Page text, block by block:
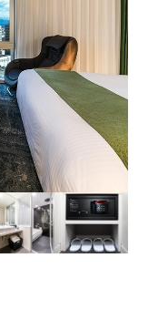
설치(불가)
.